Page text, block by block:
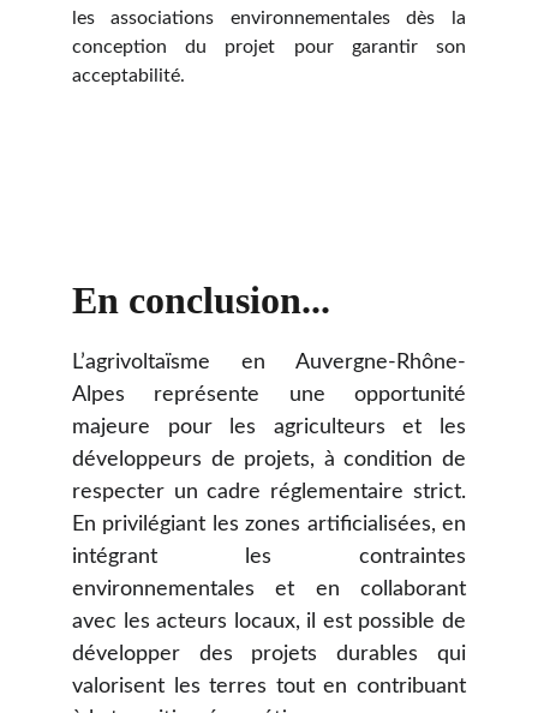
les associations environnementales dès la
conception du projet pour garantir son
acceptabilité.
En conclusion...
L’agrivoltaïsme en Auvergne-Rhône-
Alpes représente une opportunité
majeure pour les agriculteurs et les
développeurs de projets, à condition de
respecter un cadre réglementaire strict.
En privilégiant les zones artificialisées, en
intégrant les contraintes
environnementales et en collaborant
avec les acteurs locaux, il est possible de
développer des projets durables qui
valorisent les terres tout en contribuant